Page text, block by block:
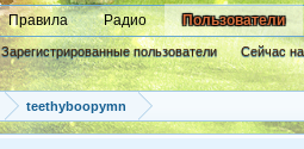
Правила Радио Пользователи
Зарегистрированные пользователи Сейчас
teethyboopymn